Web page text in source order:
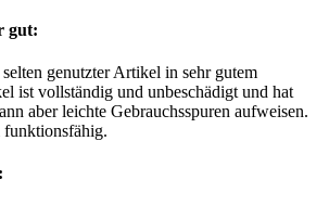
gut:
genutzter Artikel in sehr gutem
ist vollständig und unbeschädigt und hat
aber leichte Gebrauchsspuren aufweisen.